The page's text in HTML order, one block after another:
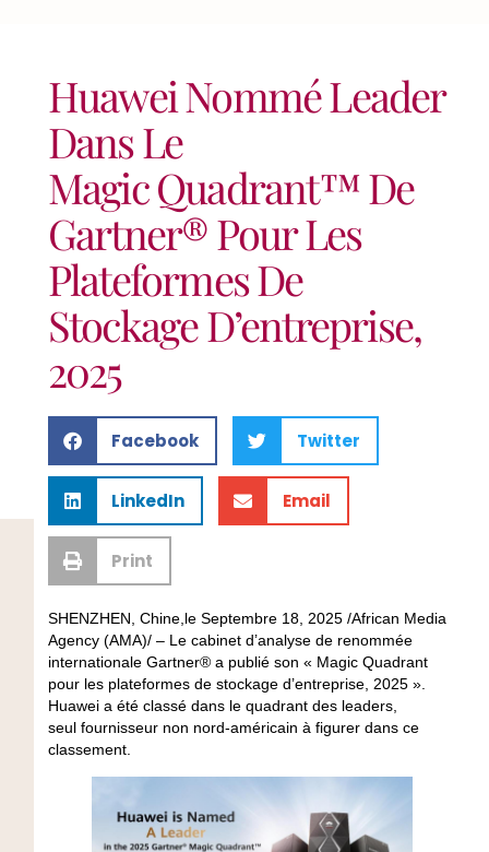
Huawei Nommé Leader
Dans Le
Magic Quadrant™ De
Gartner® Pour Les
Plateformes De
Stockage D’entreprise,
2025
Facebook Twitter
LinkedIn Email
Print
SHENZHEN, Chine,le Septembre 18, 2025 /African Media
Agency (AMA)/ – Le cabinet d’analyse de renommée
internationale Gartner® a publié son « Magic Quadrant
pour les plateformes de stockage d’entreprise, 2025 ».
Huawei a été classé dans le quadrant des leaders,
seul fournisseur non nord-américain à figurer dans ce
classement.